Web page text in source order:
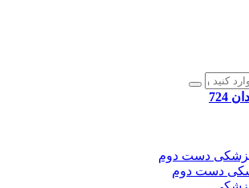
دست دوم
دست دوم